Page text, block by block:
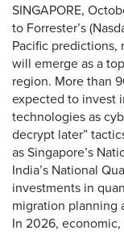
SINGAPORE,
to Forrester’s
Pacific predictions,
will emerge as a
region. More than
expected to invest
technologies as
decrypt later”
as Singapore’s
India’s National
investments in
migration planning
In 2026, economic,